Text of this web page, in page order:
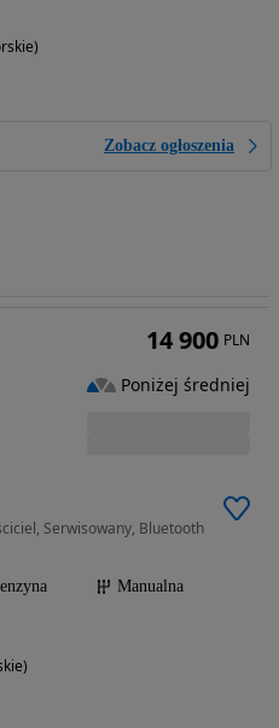
Zobacz ogłoszenia
Serwisowany, Bluetooth
Manualna
14 900 PLN
Poniżej średniej